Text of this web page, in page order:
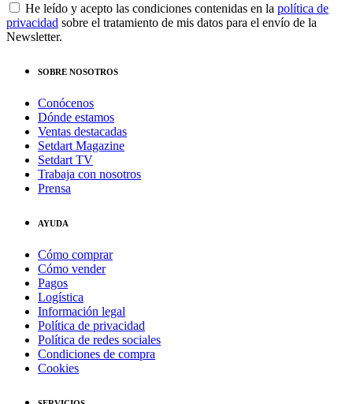
He leído y acepto las condiciones contenidas en la política de
privacidad sobre el tratamiento de mis datos para el envío de la
Newsletter.
SOBRE NOSOTROS
Conócenos
Dónde estamos
Ventas destacadas
Setdart Magazine
Setdart TV
Trabaja con nosotros
Prensa
AYUDA
Cómo comprar
Cómo vender
Pagos
Logística
Información legal
Política de privacidad
Política de redes sociales
Condiciones de compra
Cookies